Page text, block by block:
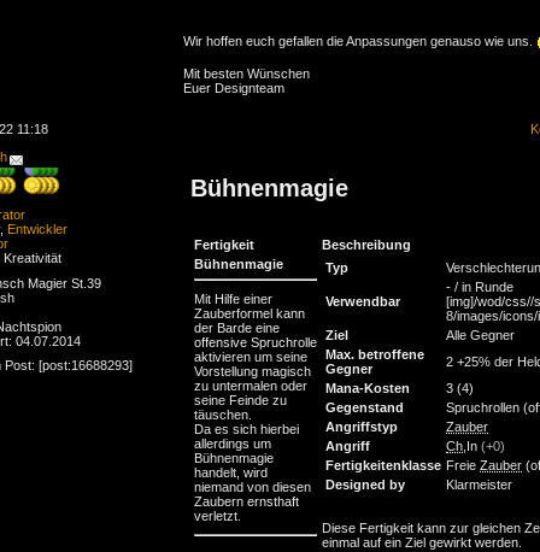
Wir hoffen euch gefallen die Anpassungen genauso wie uns.
Mit besten Wünschen
Euer Designteam
11:18
, Entwickler
Kreativität
Magier St.39
04.07.2014
Post: [post:16688293]
Bühnenmagie
Fertigkeit
Beschreibung
Bühnenmagie
Mit Hilfe einer
Zauberformel kann
der Barde eine
offensive Spruchrolle
aktivieren um seine
Vorstellung magisch
zu untermalen oder
seine Feinde zu
täuschen.
Da es sich hierbei
allerdings um
Bühnenmagie
handelt, wird
niemand von diesen
Zaubern ernsthaft
verletzt.
Typ
Verwendbar
- / in Runde
[img]/wod/css//
8/images/icons/
Ziel
Alle Gegner
Max. betroffene
Gegner
2 +25% der
Mana-Kosten
3 (4)
Gegenstand
Spruchrollen
Angriffstyp
Zauber
Angriff
Ch,In (+0)
Fertigkeitenklasse Freie Zauber
Designed by
Klarmeister
Diese Fertigkeit kann zur gleichen
einmal auf ein Ziel gewirkt werden.